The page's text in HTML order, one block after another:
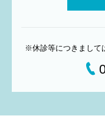
※休診等につきまして